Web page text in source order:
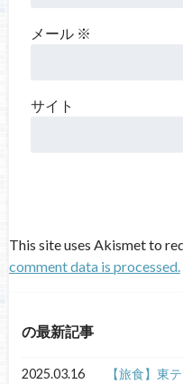
メール ※
サイト
This site uses Akismet to
comment data is processed.
の最新記事
2025.03.16
【旅食】東